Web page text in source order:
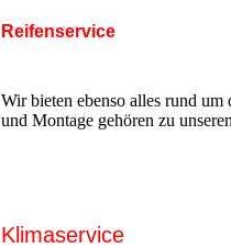
Reifenservice
Wir bieten ebenso alles rund
und Montage gehören zu
Klimaservice